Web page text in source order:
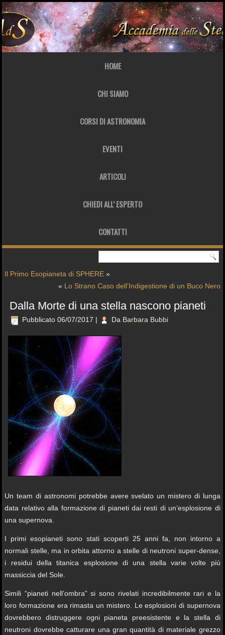
HOME
CHI SIAMO
CORSI DI ASTRONOMIA
EVENTI
ARTICOLI
CHIEDI ALL’ ESPERTO
CONTATTI
Il Primo Esopianeta di SPHERE »
« Lo Strano Caso dell’Indigestione di un Buco Nero
Dalla Morte di una stella nascono pianeti
Pubblicato 06/07/2017 | Da Barbara Bubbi
Un team di astronomi potrebbe avere svelato un mistero di lunga
data relativo alla formazione di pianeti dai resti di un’esplosione di
una supernova.
I primi esopianeti sono stati scoperti 25 anni fa, non intorno a
normali stelle, ma in orbita attorno a stelle di neutroni super-dense,
i residui della titanica esplosione di una stella varie volte più
massiccia del Sole.
Simili “pianeti nell’ombra” si sono rivelati incredibilmente rari e la
loro formazione era rimasta un mistero. Le esplosioni di supernova
dovrebbero distruggere ogni pianeta preesistente e la stella di
neutroni dovrebbe catturare una gran quantità di materiale grezzo